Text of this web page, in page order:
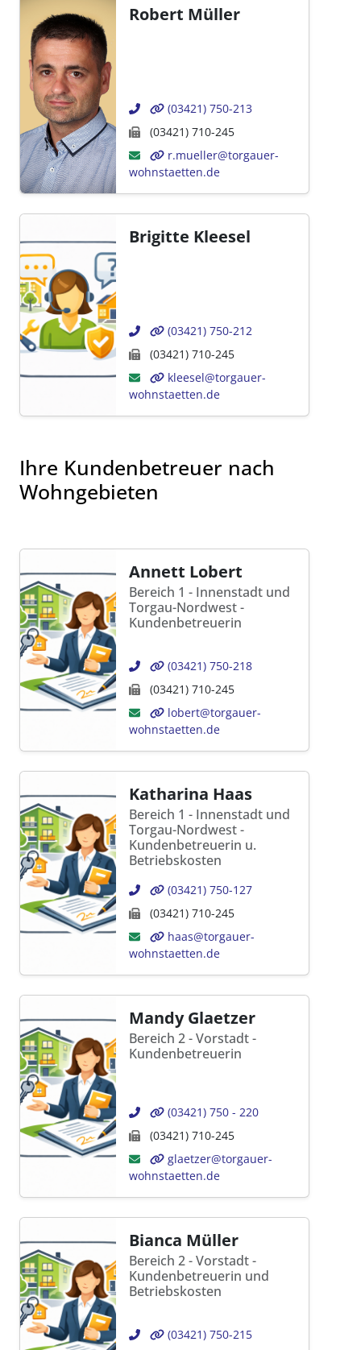
Robert Müller
(03421) 750-213
(03421) 710-245
r.mueller@torgauer-
wohnstaetten.de
Brigitte Kleesel
(03421) 750-212
(03421) 710-245
kleesel@torgauer-
wohnstaetten.de
Ihre Kundenbetreuer nach
Wohngebieten
Annett Lobert
Bereich 1 - Innenstadt und
Torgau-Nordwest -
Kundenbetreuerin
(03421) 750-218
(03421) 710-245
lobert@torgauer-
wohnstaetten.de
Katharina Haas
Bereich 1 - Innenstadt und
Torgau-Nordwest -
Kundenbetreuerin u.
Betriebskosten
(03421) 750-127
(03421) 710-245
haas@torgauer-
wohnstaetten.de
Mandy Glaetzer
Bereich 2 - Vorstadt -
Kundenbetreuerin
(03421) 750 - 220
(03421) 710-245
glaetzer@torgauer-
wohnstaetten.de
Bianca Müller
Bereich 2 - Vorstadt -
Kundenbetreuerin und
Betriebskosten
(03421) 750-215